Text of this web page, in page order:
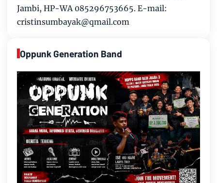
Jambi, HP-WA 085296753665. E-mail:
cristinsumbayak@qmail.com
Oppunk Generation Band